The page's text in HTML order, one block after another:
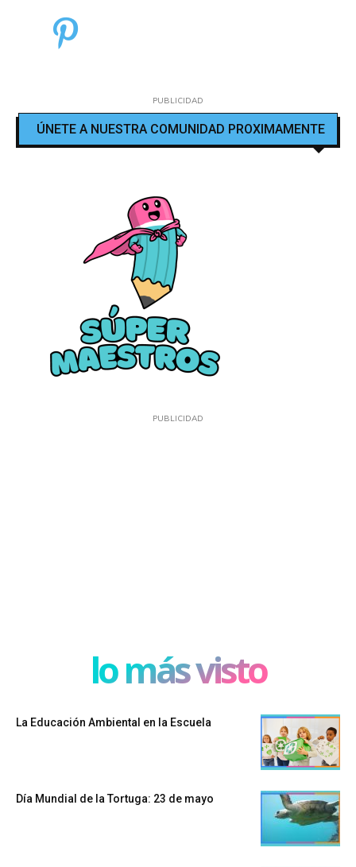
PUBLICIDAD
ÚNETE A NUESTRA COMUNIDAD PROXIMAMENTE
PUBLICIDAD
lo más visto
La Educación Ambiental en la Escuela
Día Mundial de la Tortuga: 23 de mayo